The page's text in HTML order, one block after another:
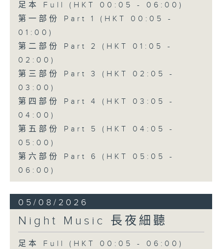
足本 Full (HKT 00:05 - 06:00)
第一部份 Part 1 (HKT 00:05 -
01:00)
第二部份 Part 2 (HKT 01:05 -
02:00)
第三部份 Part 3 (HKT 02:05 -
03:00)
第四部份 Part 4 (HKT 03:05 -
04:00)
第五部份 Part 5 (HKT 04:05 -
05:00)
第六部份 Part 6 (HKT 05:05 -
06:00)
05/08/2026
Night Music 長夜細聽
足本 Full (HKT 00:05 - 06:00)